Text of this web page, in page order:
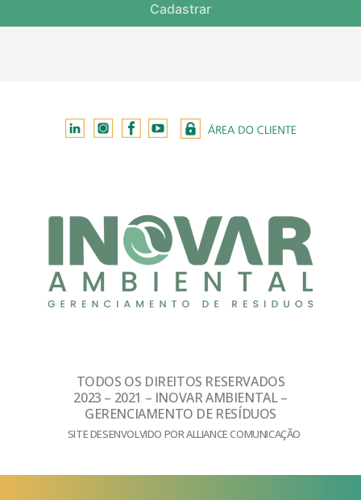
Cadastrar
TODOS OS DIREITOS RESERVADOS
2023 – 2021 – INOVAR AMBIENTAL –
GERENCIAMENTO DE RESÍDUOS
SITE DESENVOLVIDO POR ALLIANCE COMUNICAÇÃO